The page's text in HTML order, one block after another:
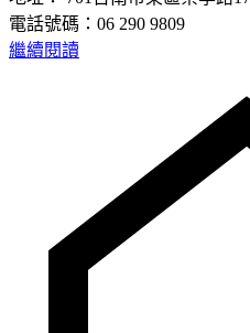
電話號碼：06 290 9809
繼續閱讀